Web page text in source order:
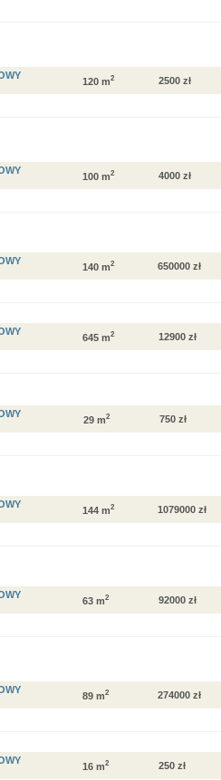
120 m2 2500 zł
100 m2 4000 zł
140 m2 650000 zł
645 m2 12900 zł
29 m2 750 zł
144 m2 1079000 zł
63 m2 92000 zł
89 m2 274000 zł
16 m2 250 zł